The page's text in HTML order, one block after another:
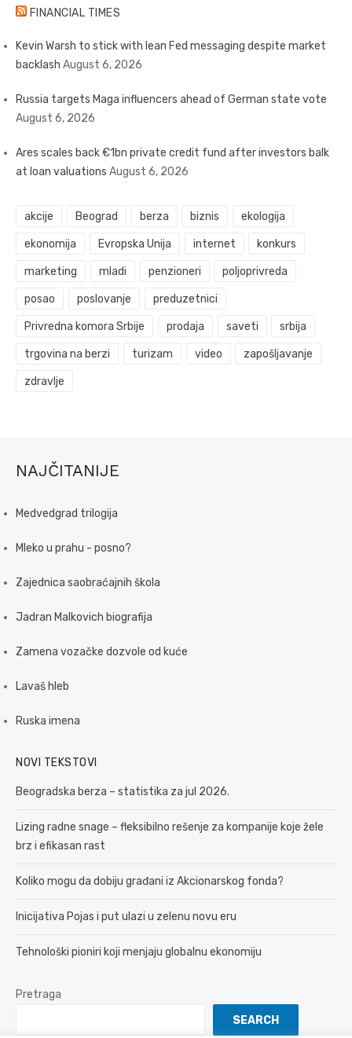
FINANCIAL TIMES
Kevin Warsh to stick with lean Fed messaging despite market
backlash August 6, 2026
Russia targets Maga influencers ahead of German state vote
August 6, 2026
Ares scales back €1bn private credit fund after investors balk
at loan valuations August 6, 2026
akcije Beograd berza biznis ekologija
ekonomija Evropska Unija internet konkurs
marketing mladi penzioneri poljoprivreda
posao poslovanje preduzetnici
Privredna komora Srbije prodaja saveti srbija
trgovina na berzi turizam video zapošljavanje
zdravlje
NAJČITANIJE
Medvedgrad trilogija
Mleko u prahu - posno?
Zajednica saobraćajnih škola
Jadran Malkovich biografija
Zamena vozačke dozvole od kuće
Lavaš hleb
Ruska imena
NOVI TEKSTOVI
Beogradska berza – statistika za jul 2026.
Lizing radne snage – fleksibilno rešenje za kompanije koje žele
brz i efikasan rast
Koliko mogu da dobiju građani iz Akcionarskog fonda?
Inicijativa Pojas i put ulazi u zelenu novu eru
Tehnološki pioniri koji menjaju globalnu ekonomiju
Pretraga
SEARCH